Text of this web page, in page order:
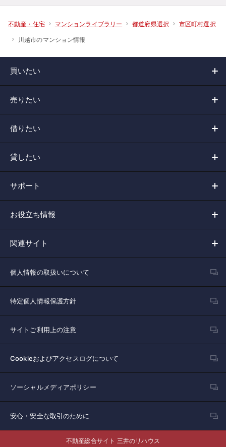
不動産・住宅 マンションライブラリー 都道府県選択 市区町村選択
川越市のマンション情報
買いたい
売りたい
借りたい
貸したい
サポート
お役立ち情報
関連サイト
個人情報の取扱いについて
特定個人情報保護方針
サイトご利用上の注意
Cookieおよびアクセスログについて
ソーシャルメディアポリシー
安心・安全な取引のために
不動産総合サイト 三井のリハウス